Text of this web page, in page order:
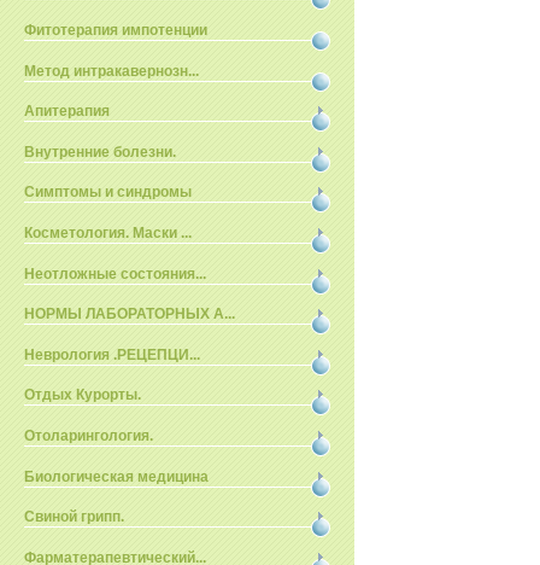
Фитотерапия импотенции
Метод интракавернозн...
Апитерапия
Внутренние болезни.
Симптомы и синдромы
Косметология. Маски ...
Неотложные состояния...
НОРМЫ ЛАБОРАТОРНЫХ А...
Неврология .РЕЦЕПЦИ...
Отдых Курорты.
Отоларингология.
Биологическая медицина
Свиной грипп.
Фарматерапевтический...